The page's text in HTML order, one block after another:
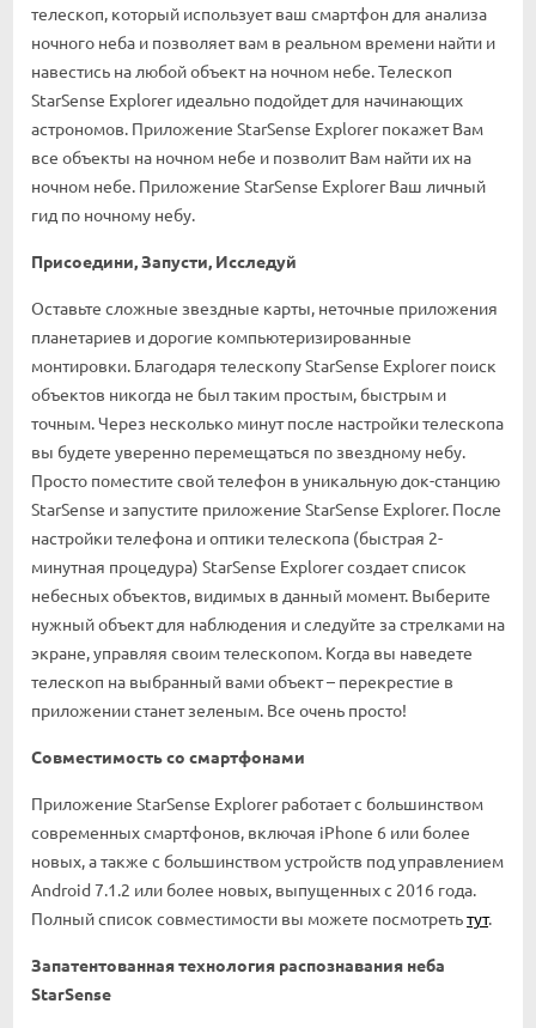
телескоп, который использует ваш смартфон для анализа
ночного неба и позволяет вам в реальном времени найти и
навестись на любой объект на ночном небе. Телескоп
StarSense Explorer идеально подойдет для начинающих
астрономов. Приложение StarSense Explorer покажет Вам
все объекты на ночном небе и позволит Вам найти их на
ночном небе. Приложение StarSense Explorer Ваш личный
гид по ночному небу.
Присоедини, Запусти, Исследуй
Оставьте сложные звездные карты, неточные приложения
планетариев и дорогие компьютеризированные
монтировки. Благодаря телескопу StarSense Explorer поиск
объектов никогда не был таким простым, быстрым и
точным. Через несколько минут после настройки телескопа
вы будете уверенно перемещаться по звездному небу.
Просто поместите свой телефон в уникальную док-станцию
StarSense и запустите приложение StarSense Explorer. После
настройки телефона и оптики телескопа (быстрая 2-
минутная процедура) StarSense Explorer создает список
небесных объектов, видимых в данный момент. Выберите
нужный объект для наблюдения и следуйте за стрелками на
экране, управляя своим телескопом. Когда вы наведете
телескоп на выбранный вами объект – перекрестие в
приложении станет зеленым. Все очень просто!
Совместимость со смартфонами
Приложение StarSense Explorer работает с большинством
современных смартфонов, включая iPhone 6 или более
новых, а также с большинством устройств под управлением
Android 7.1.2 или более новых, выпущенных с 2016 года.
Полный список совместимости вы можете посмотретьтут.
Запатентованная технология распознавания неба
StarSense